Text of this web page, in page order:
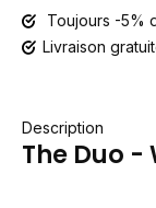
Toujours -5%
Livraison
Description
The Duo -